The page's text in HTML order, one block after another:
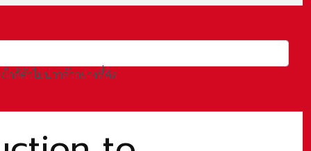
ใกล้ตัวไม่น่ากลัวอย่างที่คิด